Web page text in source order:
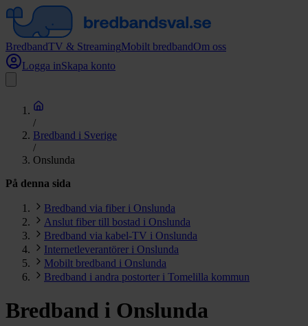
BredbandTV & StreamingMobilt bredbandOm oss
Logga inSkapa konto
/
Bredband i Sverige
/
Onslunda
På denna sida
Bredband via fiber i Onslunda
Anslut fiber till bostad i Onslunda
Bredband via kabel-TV i Onslunda
Internetleverantörer i Onslunda
Mobilt bredband i Onslunda
Bredband i andra postorter i Tomelilla kommun
Bredband i Onslunda